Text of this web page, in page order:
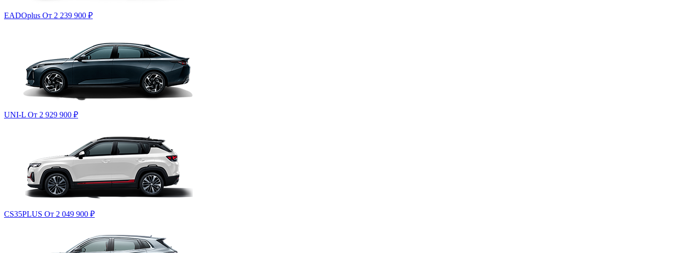
EADOplus От 2 239 900 ₽
UNI-L От 2 929 900 ₽
CS35PLUS От 2 049 900 ₽